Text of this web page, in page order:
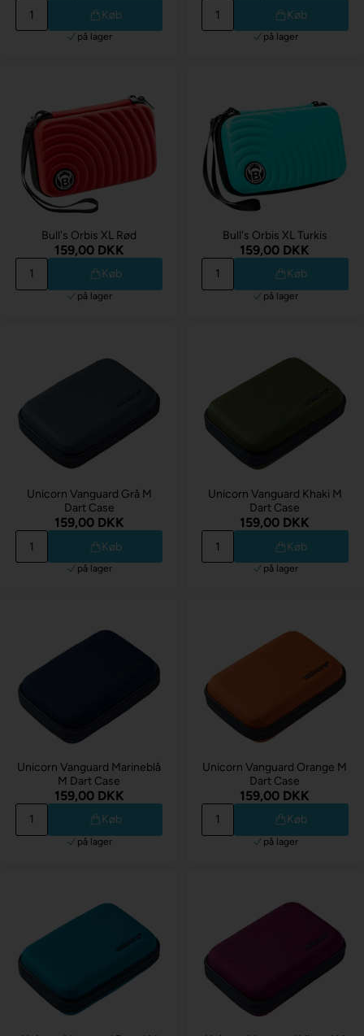
Køb
på lager
Køb
på lager
Bull's Orbis XL Rød
159,00 DKK
Køb
på lager
Bull's Orbis XL Turkis
159,00 DKK
Køb
på lager
Unicorn Vanguard Grå M
Dart Case
159,00 DKK
Køb
på lager
Unicorn Vanguard Khaki M
Dart Case
159,00 DKK
Køb
på lager
Unicorn Vanguard Marineblå
M Dart Case
159,00 DKK
Køb
på lager
Unicorn Vanguard Orange M
Dart Case
159,00 DKK
Køb
på lager